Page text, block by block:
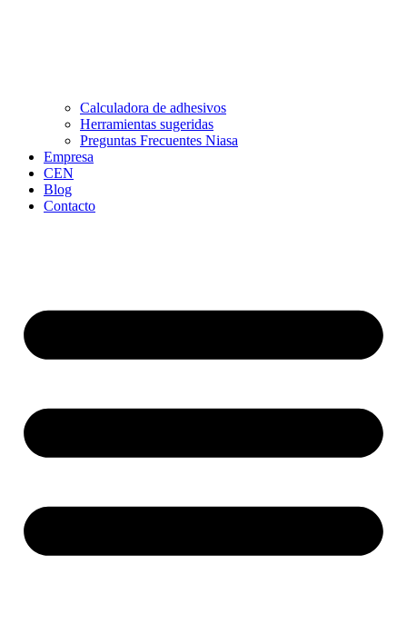
Calculadora de adhesivos
Herramientas sugeridas
Preguntas Frecuentes Niasa
Empresa
CEN
Blog
Contacto